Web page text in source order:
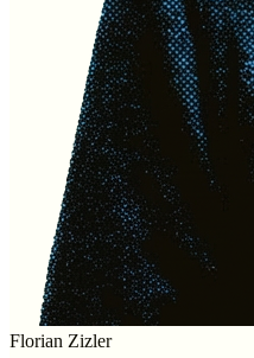
Florian Zizler